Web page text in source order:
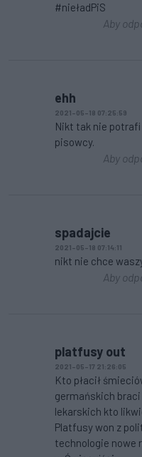
#nieładPiS
Aby
ehh
2021-05-18 07:25:59
Nikt tak nie
pisowcy.
Aby
spadajcie
2021-05-18 07:14:11
nikt nie chce
Aby
platfusy out
2021-05-17 21:26:05
Kto płacił
germańskich
lekarskich kto
Platfusy won z
technologie nowe